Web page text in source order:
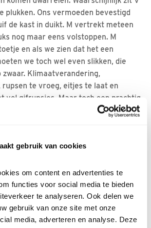
gebruik van cookies
om content en advertenties te
functies voor social media te bieden
te analyseren. Ook delen we
gebruik van onze site met onze
media, adverteren en analyse. Deze
plukken. Ons vermoeden bevestigd
de kast in duikt. M vertrekt meteen
nog maar eens volstoppen. M
en als we zien dat het een
we toch wel even slikken, die
zwaar. Klimaatverandering,
te vroeg, eitjes te laat en
vol gifrupsjes. Maar toch een prachtig
V ook M lekker voert. Wat een stel!
V hangt als een windscherm voor
zo’n coproductie.
2019 (Eleonore)
'duosamenvatting' van gisteren -
weg, dank je Paukje en Ciryon! -
de Mortelse slechtvalkendag in